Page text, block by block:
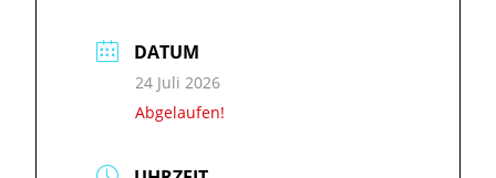
DATUM
24 Juli 2026
Abgelaufen!